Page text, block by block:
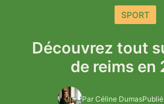
SPORT
Découvrez tout
de reims en
Par Céline Dumas